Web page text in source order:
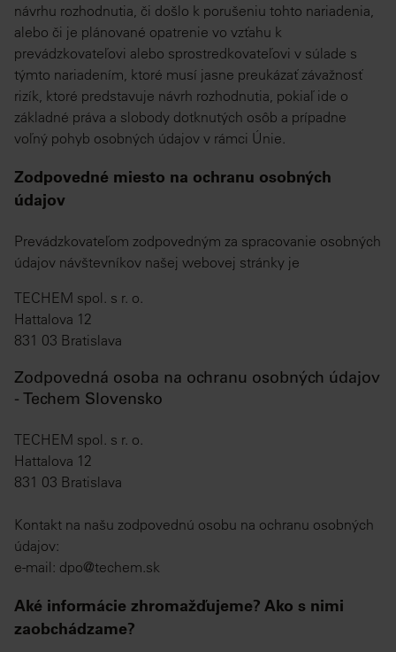
návrhu rozhodnutia, či došlo k porušeniu tohto nariadenia,
alebo či je plánované opatrenie vo vzťahu k
prevádzkovateľovi alebo sprostredkovateľovi v súlade s
týmto nariadením, ktoré musí jasne preukázať závažnosť
rizík, ktoré predstavuje návrh rozhodnutia, pokiaľ ide o
základné práva a slobody dotknutých osôb a prípadne
voľný pohyb osobných údajov v rámci Únie.
Zodpovedné miesto na ochranu osobných
údajov
Prevádzkovateľom zodpovedným za spracovanie osobných
údajov návštevníkov našej webovej stránky je
TECHEM spol. s r. o.
Hattalova 12
831 03 Bratislava
Zodpovedná osoba na ochranu osobných údajov
- Techem Slovensko
TECHEM spol. s r. o.
Hattalova 12
831 03 Bratislava
Kontakt na našu zodpovednú osobu na ochranu osobných
údajov:
e-mail: dpo@techem.sk
Aké informácie zhromažďujeme? Ako s nimi
zaobchádzame?